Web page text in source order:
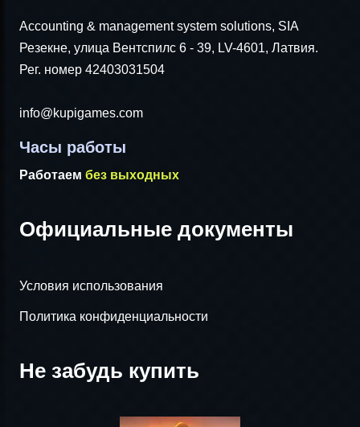
Accounting & management system solutions, SIA
Резекне, улица Вентспилс 6 - 39, LV-4601, Латвия.
Рег. номер 42403031504
info@kupigames.com
Часы работы
Работаем без выходных
Официальные документы
Условия использования
Политика конфиденциальности
Не забудь купить